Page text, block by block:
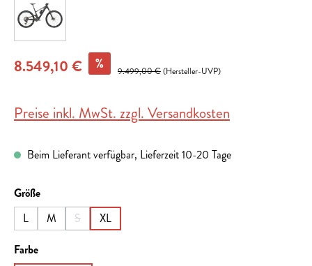
8.549,10 € % 9.499,00 €(Hersteller-UVP)
Preise inkl. MwSt. zzgl. Versandkosten
Beim Lieferant verfügbar, Lieferzeit 10-20 Tage
Größeauswählen
L
M S
(Diese Option ist zurzeit nicht verfügbar.)
XL
Farbeauswählen